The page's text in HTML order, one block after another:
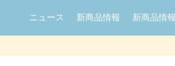
ニュース 新商品情報 新商品情